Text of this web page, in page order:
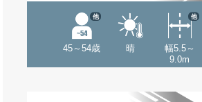
45～54歳
他
晴
幅5.5～
9.0m
他